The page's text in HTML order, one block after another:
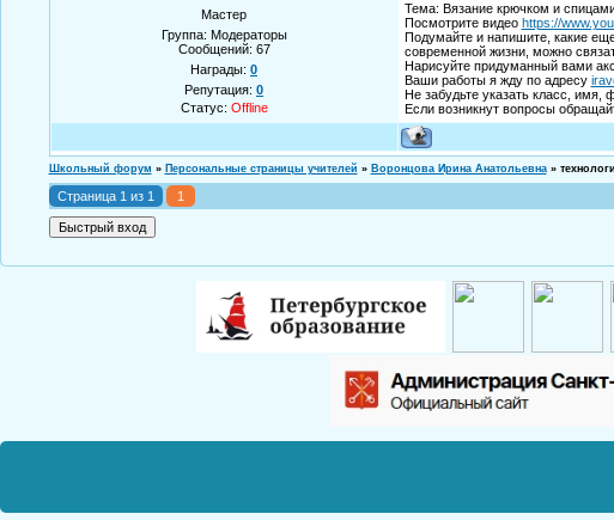
Мастер
Группа: Модераторы
Сообщений: 67
Награды: 0
Репутация: 0
Статус: Offline
Тема: Вязание крючком и
Посмотрите видео https://
Подумайте и напишите, какие
современной жизни, можно
Нарисуйте придуманный вами
Ваши работы я жду по адресу
Не забудьте указать класс, имя,
Если возникнут вопросы
Школьный форум » Персональные страницы учителей » Воронцова Ирина Анатольевна »
Страница 1 из 1
1